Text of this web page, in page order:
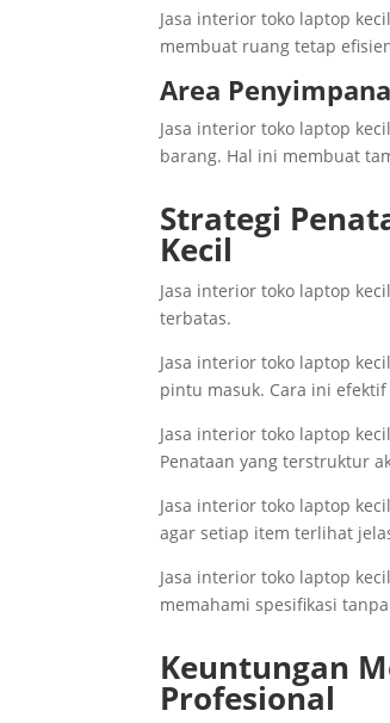
Jasa interior toko laptop
membuat ruang tetap
Area
Jasa interior toko laptop
barang. Hal ini membuat
Strategi
Kecil
Jasa interior toko laptop
terbatas.
Jasa interior toko laptop
pintu masuk. Cara ini
Jasa interior toko laptop
Penataan yang terstruktur
Jasa interior toko laptop
agar setiap item terlihat
Jasa interior toko laptop
memahami spesifikasi
Keuntungan
Profesional